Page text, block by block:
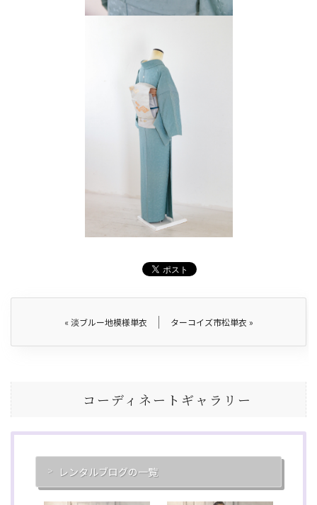
« 淡ブルー地模様単衣 ターコイズ市松単衣 »
コーディネートギャラリー
レンタルブログの一覧